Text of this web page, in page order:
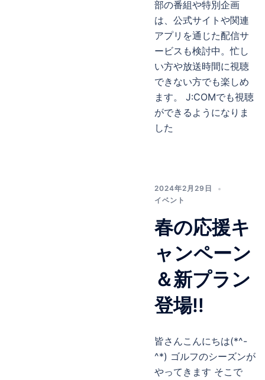
部の番組や特別企画
は、公式サイトや関連
アプリを通じた配信サ
ービスも検討中。忙し
い方や放送時間に視聴
できない方でも楽しめ
ます。 J:COMでも視聴
ができるようになりま
した
2024年2月29日
イベント
春の応援キ
ャンペーン
＆新プラン
登場‼
皆さんこんにちは(*^-
^*) ゴルフのシーズンが
やってきます そこで